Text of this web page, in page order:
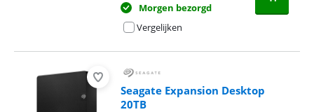
Morgen bezorgd
Vergelijken
Seagate Expansion Desktop
20TB